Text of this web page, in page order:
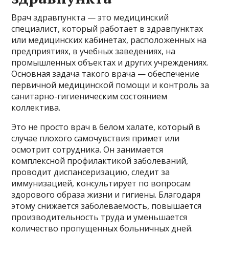
Врач здравпункта — это медицинский
специалист, который работает в здравпунктах
или медицинских кабинетах, расположенных на
предприятиях, в учебных заведениях, на
промышленных объектах и других учреждениях.
Основная задача такого врача — обеспечение
первичной медицинской помощи и контроль за
санитарно-гигиеническим состоянием
коллектива.
Это не просто врач в белом халате, который в
случае плохого самочувствия примет или
осмотрит сотрудника. Он занимается
комплексной профилактикой заболеваний,
проводит диспансеризацию, следит за
иммунизацией, консультирует по вопросам
здорового образа жизни и гигиены. Благодаря
этому снижается заболеваемость, повышается
производительность труда и уменьшается
количество пропущенных больничных дней.